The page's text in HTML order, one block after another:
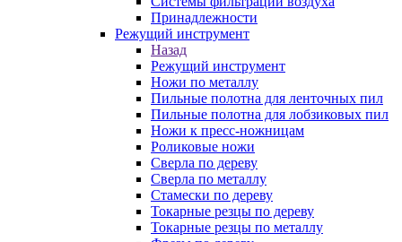
Принадлежности
Режущий инструмент
Назад
Режущий инструмент
Ножи по металлу
Пильные полотна для ленточных пил
Пильные полотна для лобзиковых пил
Ножи к пресс-ножницам
Роликовые ножи
Сверла по дереву
Сверла по металлу
Стамески по дереву
Токарные резцы по дереву
Токарные резцы по металлу